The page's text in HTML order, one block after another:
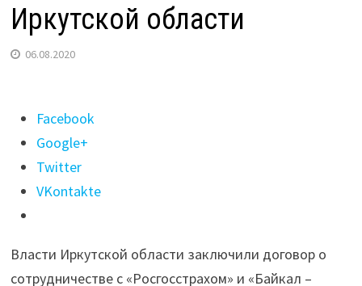
Иркутской области
06.08.2020
Поделиться
"Байкальская
биотехнологическая
долина
появится в
области "
Facebook
Google+
Twitter
VKontakte
Власти Иркутской области заключили договор о
сотрудничестве с «Росгосстрахом» и «Байкал –